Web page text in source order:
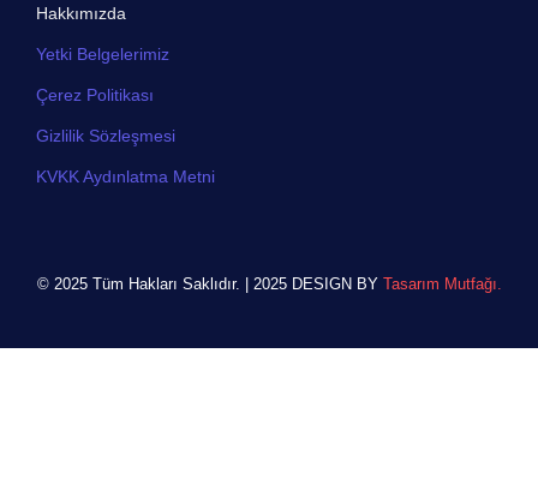
Hakkımızda
Yetki Belgelerimiz
Çerez Politikası
Gizlilik Sözleşmesi
KVKK Aydınlatma Metni
© 2025 Tüm Hakları Saklıdır. | 2025 DESIGN BY Tasarım Mutfağı.